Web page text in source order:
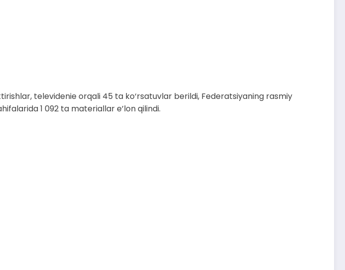
televidenie orqali 45 ta ko‘rsatuvlar berildi, Federatsiyaning rasmiy
1 092 ta materiallar e’lon qilindi.